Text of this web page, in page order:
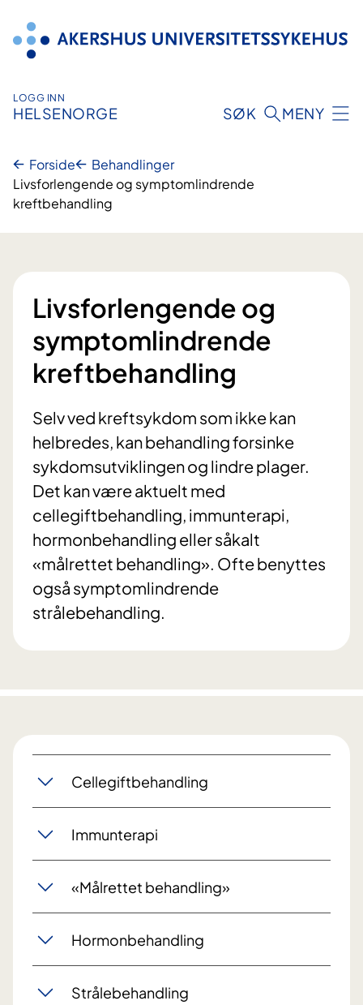
innhold
LOGG INN
HELSENORGE SØK MENY
Forside
Behandlinger
Livsforlengende og symptomlindrende
kreftbehandling
Livsforlengende og
symptomlindrende
kreftbehandling
Selv ved kreftsykdom som ikke kan
helbredes, kan behandling forsinke
sykdomsutviklingen og lindre plager.
Det kan være aktuelt med
cellegiftbehandling, immunterapi,
hormonbehandling eller såkalt
«målrettet behandling». Ofte benyttes
også symptomlindrende
strålebehandling.
Cellegiftbehandling
Immunterapi
«Målrettet behandling»
Hormonbehandling
Strålebehandling